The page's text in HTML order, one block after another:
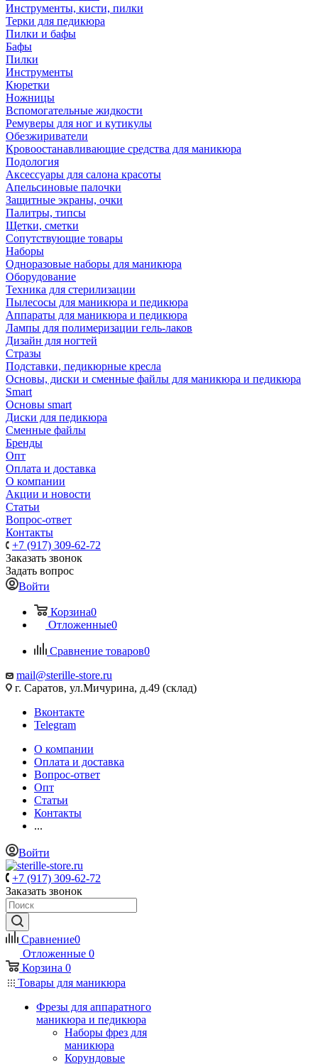
Инструменты, кисти, пилки
Терки для педикюра
Пилки и бафы
Бафы
Пилки
Инструменты
Кюретки
Ножницы
Вспомогательные жидкости
Ремуверы для ног и кутикулы
Обезжириватели
Кровоостанавливающие средства для маникюра
Подология
Аксессуары для салона красоты
Апельсиновые палочки
Защитные экраны, очки
Палитры, типсы
Щетки, сметки
Сопутствующие товары
Наборы
Одноразовые наборы для маникюра
Оборудование
Техника для стерилизации
Пылесосы для маникюра и педикюра
Аппараты для маникюра и педикюра
Лампы для полимеризации гель-лаков
Дизайн для ногтей
Стразы
Подставки, педикюрные кресла
Основы, диски и сменные файлы для маникюра и педикюра
Smart
Основы smart
Диски для педикюра
Сменные файлы
Бренды
Опт
Оплата и доставка
О компании
Акции и новости
Статьи
Вопрос-ответ
Контакты
+7 (917) 309-62-72
Заказать звонок
Задать вопрос
Войти
Корзина0
Отложенные0
Сравнение товаров0
mail@sterille-store.ru
г. Саратов, ул.Мичурина, д.49 (склад)
Вконтакте
Telegram
О компании
Оплата и доставка
Вопрос-ответ
Опт
Статьи
Контакты
...
Войти
+7 (917) 309-62-72
Заказать звонок
Сравнение0
Отложенные 0
Корзина 0
Товары для маникюра
Фрезы для аппаратного
маникюра и педикюра
Наборы фрез для
маникюра
Корундовые